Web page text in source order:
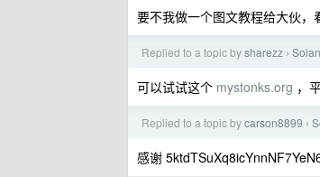
要不我做一个图文教程给大伙，
Replied to a topic bysharezz ›
可以试试这个 mystonks.org ，
Replied to a topic bycarson8899 ›
感谢